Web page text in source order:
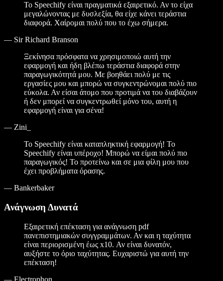
Το Speechify είναι πραγματικά εξαιρετικό. Αν το είχα
μεγαλώνοντας με δυσλεξία, θα είχε κάνει τεράστια
διαφορά. Χαίρομαι πολύ που το έχω σήμερα.
— Sir Richard Branson
Ξεκίνησα πρόσφατα να χρησιμοποιώ αυτή την
εφαρμογή και ήδη βλέπω τεράστια διαφορά στην
παραγωγικότητά μου. Με βοηθάει πολύ με τις
εργασίες μου και μπορώ να συγκεντρώνομαι πολύ πιο
εύκολα. Αν είσαι άτομο που προτιμά να του διαβάζουν
ή δεν μπορεί να συγκεντρωθεί μόνο του, αυτή η
εφαρμογή είναι για σένα!
— Zini_
Το Speechify είναι καταπληκτική εφαρμογή! Το
Speechify είναι υπέροχο! Μπορώ να είμαι πολύ πιο
παραγωγικός! Το προτείνω και σε μια φίλη μου που
έχει προβλήματα όρασης.
— Bankerbaker
Ανάγνωση Δυνατά
Εξαιρετική επέκταση για ανάγνωση pdf
πανεπιστημιακών συγγραμμάτων. Αν και η ταχύτητα
είναι περιορισμένη έως x10. Αν είναι δυνατόν,
αυξήστε το όριο ταχύτητας. Ευχαριστώ για αυτή την
επέκταση!
— Electrophon